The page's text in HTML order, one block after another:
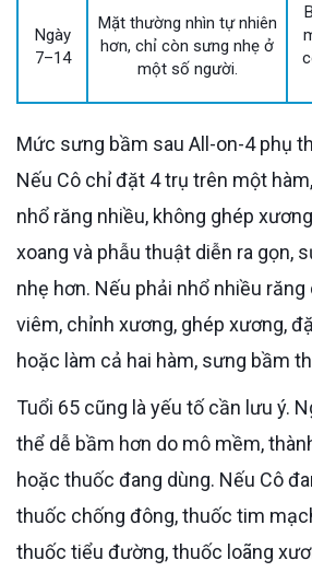
Ngày
7–14
Mặt thường nhìn tự nhiên
hơn, chỉ còn sưng nhẹ ở
một số người.
Mức sưng bầm sau All-on-4 phụ thuộc nhiều yếu tố.
Nếu Cô chỉ đặt 4 trụ trên một
nhổ răng nhiều, không ghép
xoang và phẫu thuật diễn ra gọn,
nhẹ hơn. Nếu phải nhổ nhiều
viêm, chỉnh xương, ghép xương,
hoặc làm cả hai hàm, sưng bầm
Tuổi 65 cũng là yếu tố cần lưu ý. Người lớn tuổi có
thể dễ bầm hơn do mô mềm,
hoặc thuốc đang dùng. Nếu Cô
thuốc chống đông, thuốc tim
thuốc tiểu đường, thuốc loãng